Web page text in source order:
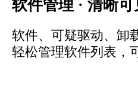
软件管理 · 清晰可
软件、可疑驱动、卸
轻松管理软件列表，